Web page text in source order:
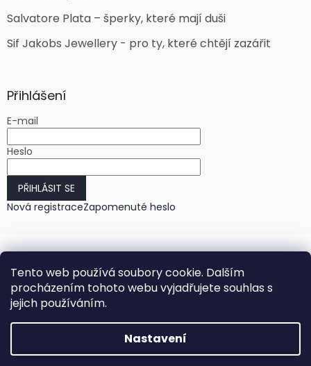
Tento web používá soubory cookie. Dalším
procházením tohoto webu vyjadřujete souhlas s
jejich používáním.
Nastavení
Salvatore Plata – šperky, které mají duši
Sif Jakobs Jewellery - pro ty, které chtějí zazářit
Přihlášení
E-mail
Heslo
PŘIHLÁSIT SE
Nová registraceZapomenuté heslo